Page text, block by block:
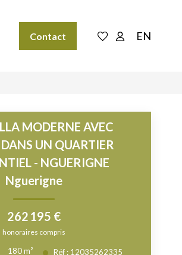
Contact EN
MODERNE AVEC
UN QUARTIER
- NGUERIGNE
Nguerigne
262 195 €
honoraires compris
180m² Réf : 12035262335